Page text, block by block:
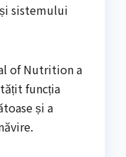
sistemului
of Nutrition a
funcția
și a